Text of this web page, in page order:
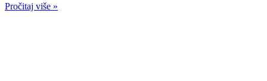
Pročitaj više »